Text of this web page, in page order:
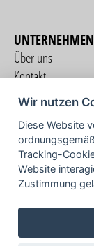
UNTERNEHMEN
Über uns
Kontakt
Impressum
Wir nutzen
Diese Website
Tracking-
Website
Zustimmung